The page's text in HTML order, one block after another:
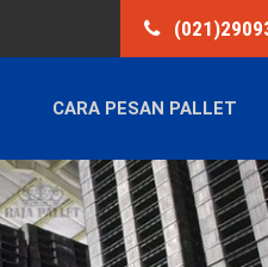
CARA PESAN PALLET